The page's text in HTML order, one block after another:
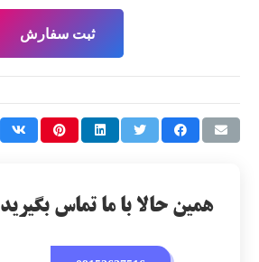
ثبت سفارش
همین حالا با ما تماس بگیرید